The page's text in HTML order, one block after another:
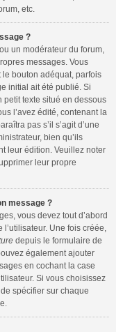
etc.
?
un modérateur du forum,
messages. Vous
bouton adéquat, parfois
initial ait été publié. Si
petit texte situé en dessous
l’avez édité, contenant la
pas s’il s’agit d’une
bien qu’ils
leur édition. Veuillez noter
leur propre
message ?
vous devez tout d’abord
Une fois créée,
depuis le formulaire de
également ajouter
en cochant la case
Si vous choisissez
spécifier sur chaque